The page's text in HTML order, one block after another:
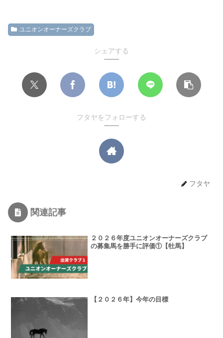
ユニオンオーナーズクラブ
シェアする
フタヤをフォローする
フタヤ
関連記事
２０２６年度ユニオンオーナーズクラブ
の募集馬を勝手に評価①【牡馬】
【２０２６年】今年の目標